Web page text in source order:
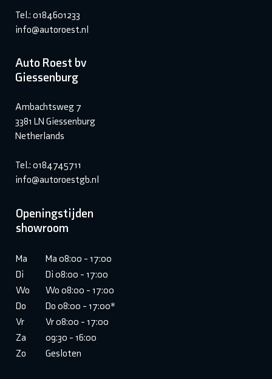
Tel.: 0184601233
info@autoroest.nl
Auto Roest bv
Giessenburg
Ambachtsweg 7
3381 LN Giessenburg
Netherlands
Tel.: 0184745711
info@autoroestgb.nl
Openingstijden
showroom
Ma
Ma 08:00 - 17:00
Di
Di 08:00 - 17:00
Wo
Wo 08:00 - 17:00
Do
Do 08:00 - 17:00*
Vr
Vr 08:00 - 17:00
Za
09:30 - 16:00
Zo
Gesloten